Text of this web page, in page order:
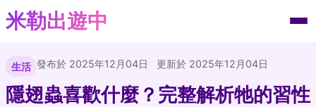
米勒出遊中
生活 發布於 2025年12月04日 更新於 2025年12月04日
隱翅蟲喜歡什麼？完整解析牠的習性